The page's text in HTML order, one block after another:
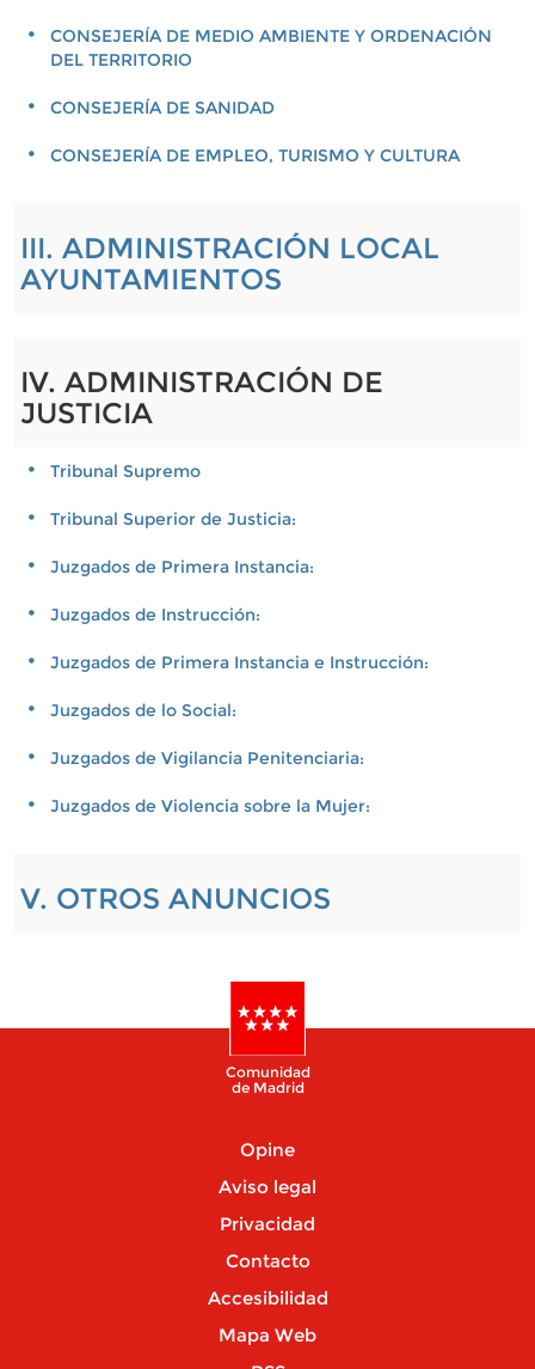
CONSEJERÍA DE MEDIO AMBIENTE Y ORDENACIÓN
DEL TERRITORIO
CONSEJERÍA DE SANIDAD
CONSEJERÍA DE EMPLEO, TURISMO Y CULTURA
III. ADMINISTRACIÓN LOCAL
AYUNTAMIENTOS
IV. ADMINISTRACIÓN DE
JUSTICIA
Tribunal Supremo
Tribunal Superior de Justicia:
Juzgados de Primera Instancia:
Juzgados de Instrucción:
Juzgados de Primera Instancia e Instrucción:
Juzgados de lo Social:
Juzgados de Vigilancia Penitenciaria:
Juzgados de Violencia sobre la Mujer:
V. OTROS ANUNCIOS
Comunidad
de Madrid
Opine
Aviso legal
Privacidad
Contacto
Accesibilidad
Mapa Web